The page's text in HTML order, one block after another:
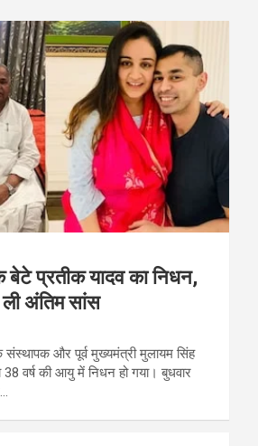
बेटे प्रतीक यादव का निधन,
अंतिम सांस
और पूर्व मुख्यमंत्री मुलायम सिंह
वर्ष की आयु में निधन हो गया। बुधवार